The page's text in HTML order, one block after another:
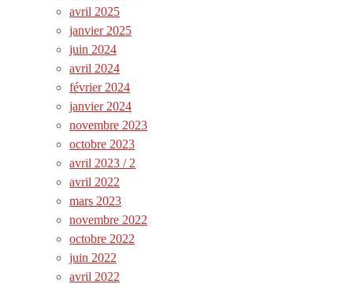
avril 2025
janvier 2025
juin 2024
avril 2024
février 2024
janvier 2024
novembre 2023
octobre 2023
avril 2023 / 2
avril 2022
mars 2023
novembre 2022
octobre 2022
juin 2022
avril 2022